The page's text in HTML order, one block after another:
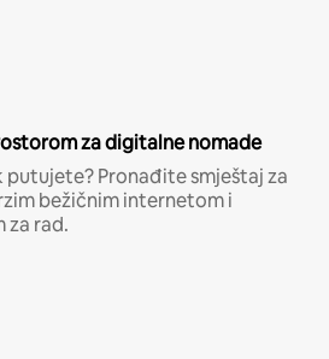
za digitalne nomade
Pronađite smještaj za
bežičnim internetom i
za rad.